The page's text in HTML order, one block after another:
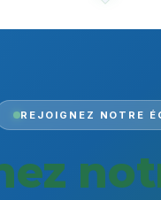
REJOIGNEZ NOTRE